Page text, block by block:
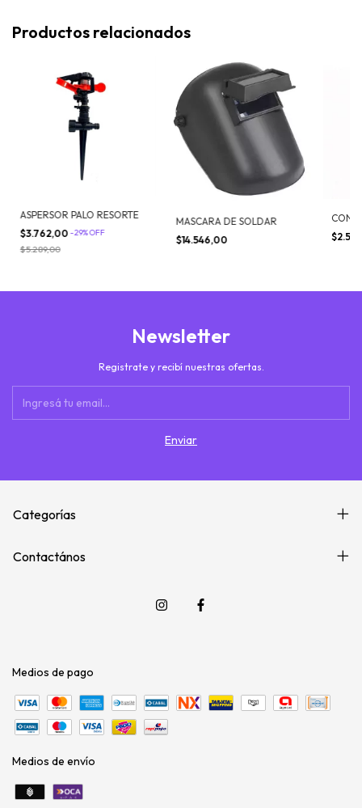
Productos relacionados
ASPERSOR PALO RESORTE
$3.762,00 -29%OFF
$5.289,00
MASCARA DE SOLDAR
$14.546,00
Newsletter
Registrate y recibí nuestras ofertas.
Categorías
Contactános
Medios de pago
Medios de envío